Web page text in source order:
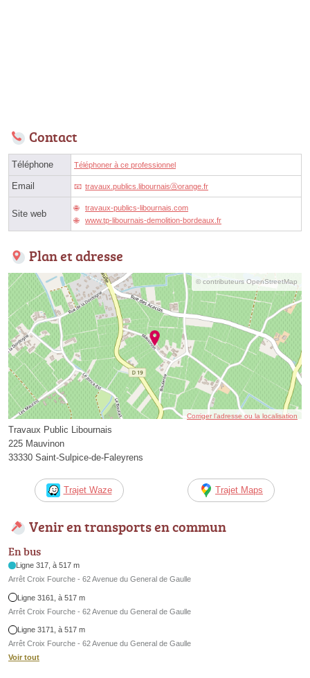
Contact
Téléphone Téléphoner à ce professionnel
Email travaux.publics.libournaisⓐorange.fr
Site web
travaux-publics-libournais.com
www.tp-libournais-demolition-bordeaux.fr
Plan et adresse
© contributeurs OpenStreetMap
Corriger l’adresse ou la localisation
Travaux Public Libournais
225 Mauvinon
33330 Saint-Sulpice-de-Faleyrens
Trajet Waze Trajet Maps
Venir en transports en commun
En bus
Ligne 317, à 517 m
Arrêt Croix Fourche - 62 Avenue du General de Gaulle
Ligne 3161, à 517 m
Arrêt Croix Fourche - 62 Avenue du General de Gaulle
Ligne 3171, à 517 m
Arrêt Croix Fourche - 62 Avenue du General de Gaulle
Voir tout